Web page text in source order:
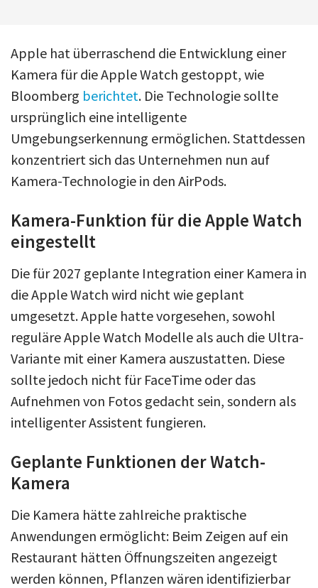
Apple hat überraschend die Entwicklung einer
Kamera für die Apple Watch gestoppt, wie
Bloomberg berichtet. Die Technologie sollte
ursprünglich eine intelligente
Umgebungserkennung ermöglichen. Stattdessen
konzentriert sich das Unternehmen nun auf
Kamera-Technologie in den AirPods.
Kamera-Funktion für die Apple Watch
eingestellt
Die für 2027 geplante Integration einer Kamera in
die Apple Watch wird nicht wie geplant
umgesetzt. Apple hatte vorgesehen, sowohl
reguläre Apple Watch Modelle als auch die Ultra-
Variante mit einer Kamera auszustatten. Diese
sollte jedoch nicht für FaceTime oder das
Aufnehmen von Fotos gedacht sein, sondern als
intelligenter Assistent fungieren.
Geplante Funktionen der Watch-
Kamera
Die Kamera hätte zahlreiche praktische
Anwendungen ermöglicht: Beim Zeigen auf ein
Restaurant hätten Öffnungszeiten angezeigt
werden können, Pflanzen wären identifizierbar